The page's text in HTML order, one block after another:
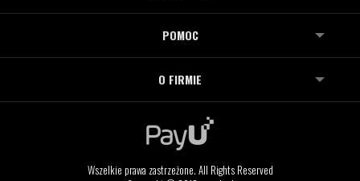
POMOC
O FIRMIE
Wszelkie prawa zastrzeżone. All Rights Reserved